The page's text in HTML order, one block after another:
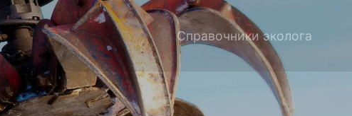
Справочники эколога